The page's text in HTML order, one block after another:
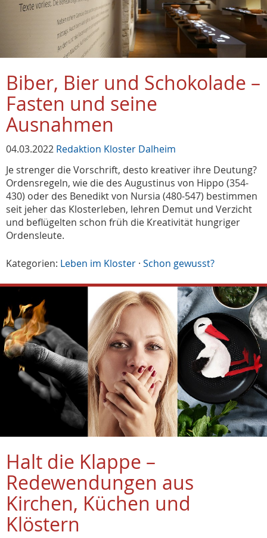
Biber, Bier und Schokolade –
Fasten und seine
Ausnahmen
04.03.2022 Redaktion Kloster Dalheim
Je strenger die Vorschrift, desto kreativer ihre Deutung?
Ordensregeln, wie die des Augustinus von Hippo (354-
430) oder des Benedikt von Nursia (480-547) bestimmen
seit jeher das Klosterleben, lehren Demut und Verzicht
und beflügelten schon früh die Kreativität hungriger
Ordensleute.
Kategorien: Leben im Kloster · Schon gewusst?
Halt die Klappe –
Redewendungen aus
Kirchen, Küchen und
Klöstern